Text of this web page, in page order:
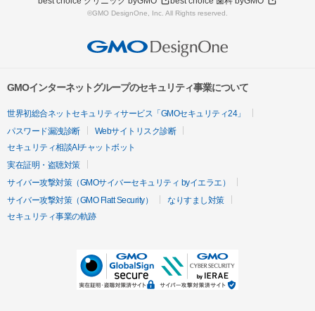
©GMO DesignOne, Inc. All Rights reserved.
GMOインターネットグループのセキュリティ事業について
世界初総合ネットセキュリティサービス「GMOセキュリティ24」
パスワード漏洩診断
Webサイトリスク診断
セキュリティ相談AIチャットボット
実在証明・盗聴対策
サイバー攻撃対策（GMOサイバーセキュリティ byイエラエ）
サイバー攻撃対策（GMO Flatt Security）
なりすまし対策
セキュリティ事業の軌跡